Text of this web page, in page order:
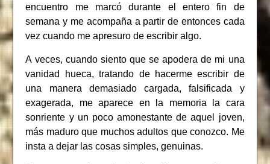
encuentro me marcó durante el entero fin de
semana y me acompaña a partir de entonces cada
vez cuando me apresuro de escribir algo.
A veces, cuando siento que se apodera de mi una
vanidad hueca, tratando de hacerme escribir de
una manera demasiado cargada, falsificada y
exagerada, me aparece en la memoria la cara
sonriente y un poco amonestante de aquel joven,
más maduro que muchos adultos que conozco. Me
insta a dejar las cosas simples, genuinas.